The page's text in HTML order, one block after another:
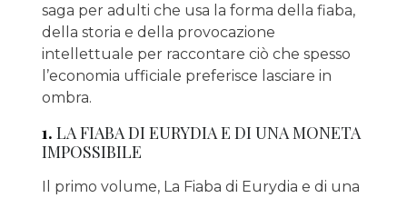
saga per adulti che usa la forma della fiaba,
della storia e della provocazione
intellettuale per raccontare ciò che spesso
l’economia ufficiale preferisce lasciare in
ombra.
1. LA FIABA DI EURYDIA E DI UNA MONETA
IMPOSSIBILE
Il primo volume, La Fiaba di Eurydia e di una